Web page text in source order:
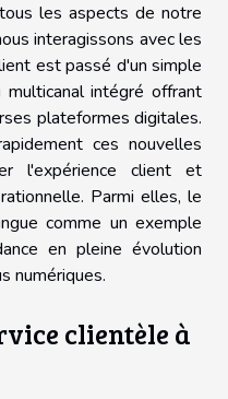
les aspects de notre
interagissons avec les
est passé d'un simple
intégré offrant
plateformes digitales.
ces nouvelles
l'expérience client et
Parmi elles, le
comme un exemple
en pleine évolution
numériques.
clientèle à